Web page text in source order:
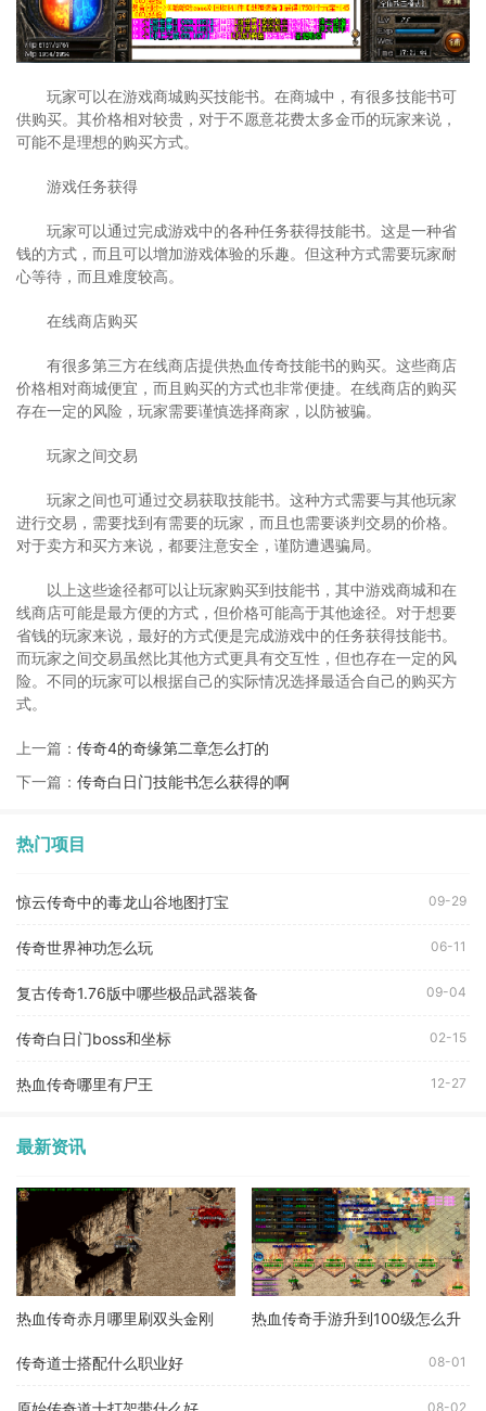
玩家可以在游戏商城购买技能书。在商城中，有很多技能书可
供购买。其价格相对较贵，对于不愿意花费太多金币的玩家来说，
可能不是理想的购买方式。
游戏任务获得
玩家可以通过完成游戏中的各种任务获得技能书。这是一种省
钱的方式，而且可以增加游戏体验的乐趣。但这种方式需要玩家耐
心等待，而且难度较高。
在线商店购买
有很多第三方在线商店提供热血传奇技能书的购买。这些商店
价格相对商城便宜，而且购买的方式也非常便捷。在线商店的购买
存在一定的风险，玩家需要谨慎选择商家，以防被骗。
玩家之间交易
玩家之间也可通过交易获取技能书。这种方式需要与其他玩家
进行交易，需要找到有需要的玩家，而且也需要谈判交易的价格。
对于卖方和买方来说，都要注意安全，谨防遭遇骗局。
以上这些途径都可以让玩家购买到技能书，其中游戏商城和在
线商店可能是最方便的方式，但价格可能高于其他途径。对于想要
省钱的玩家来说，最好的方式便是完成游戏中的任务获得技能书。
而玩家之间交易虽然比其他方式更具有交互性，但也存在一定的风
险。不同的玩家可以根据自己的实际情况选择最适合自己的购买方
式。
上一篇： 传奇4的奇缘第二章怎么打的
下一篇： 传奇白日门技能书怎么获得的啊
热门项目
惊云传奇中的毒龙山谷地图打宝 09-29
传奇世界神功怎么玩 06-11
复古传奇1.76版中哪些极品武器装备 09-04
传奇白日门boss和坐标 02-15
热血传奇哪里有尸王 12-27
最新资讯
热血传奇赤月哪里刷双头金刚 热血传奇手游升到100级怎么升
传奇道士搭配什么职业好 08-01
08-02